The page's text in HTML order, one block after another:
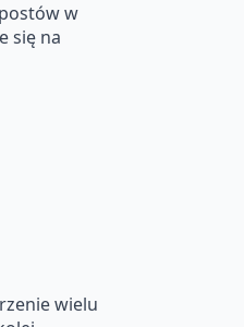
w
się na
wielu